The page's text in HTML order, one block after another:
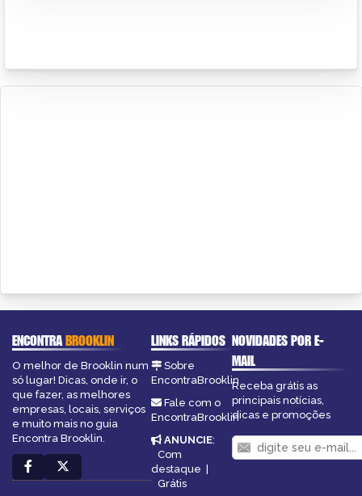
ENCONTRABROOKLIN
O melhor de Brooklin num
só lugar! Dicas, onde ir, o
que fazer, as melhores
empresas, locais, serviços
e muito mais no guia
Encontra Brooklin.
LINKS RÁPIDOS
Sobre
EncontraBrooklin
Fale com o
EncontraBrooklin
ANUNCIE:
Com
destaque |
Grátis
NOVIDADES POR E-
MAIL
Receba grátis as
principais notícias,
dicas e promoções